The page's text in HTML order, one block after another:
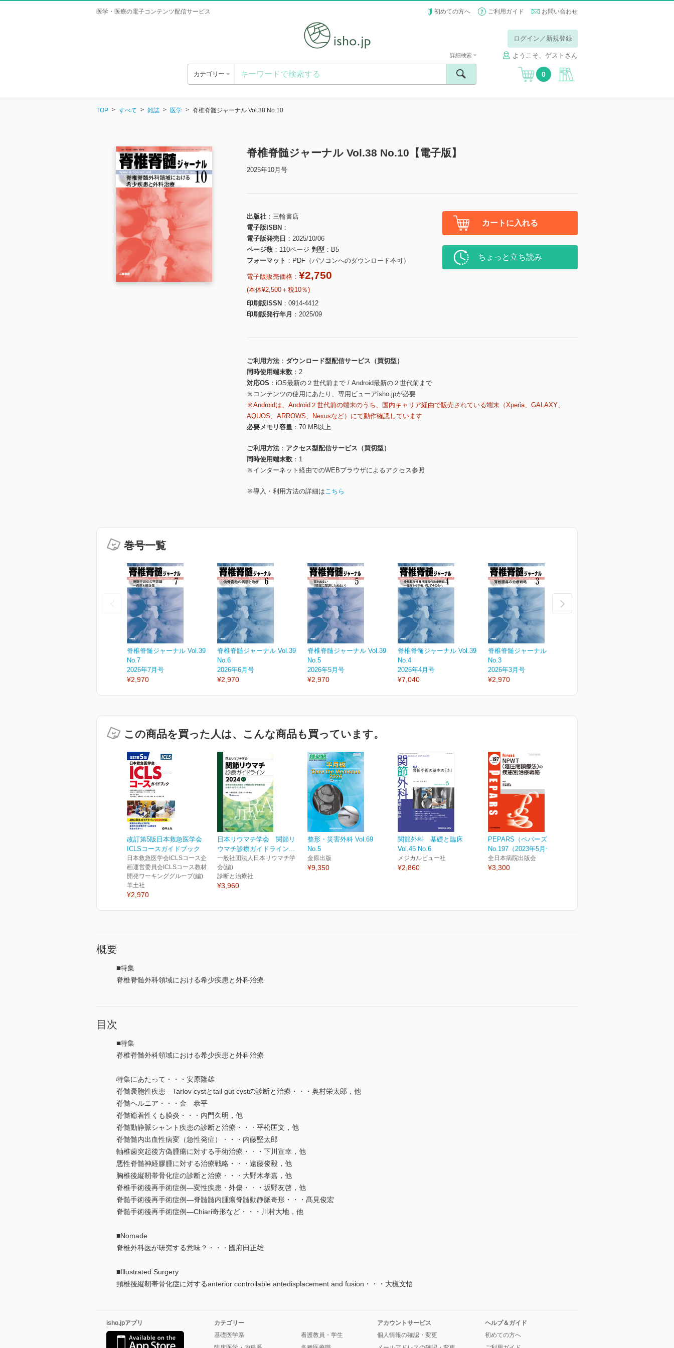
医学・医療の電子コンテンツ配信サービス 初めての方へ ご利用ガイド お問い合わせ
ログイン／新規登録
ようこそ、ゲストさん
カテゴリー
詳細検索
0
TOP すべて 雑誌 医学 脊椎脊髄ジャーナル Vol.38 No.10
脊椎脊髄ジャーナル Vol.38 No.10【電子版】
2025年10月号
出版社
三輪書店
電子版ISBN
電子版発売日
2025/10/06
ページ数
110ページ 判型
B5
フォーマット
PDF（パソコンへのダウンロード不可）
電子版販売価格： ¥2,750
(本体¥2,500＋税10％)
印刷版ISSN
0914-4412
印刷版発行年月
2025/09
カートに入れる
ちょっと立ち読み
ご利用方法
ダウンロード型配信サービス（買切型）
同時使用端末数
2
対応OS
iOS最新の２世代前まで / Android最新の２世代前まで
※コンテンツの使用にあたり、専用ビューアisho.jpが必要
※Androidは、Android２世代前の端末のうち、国内キャリア経由で販売されている端末（Xperia、GALAXY、
AQUOS、ARROWS、Nexusなど）にて動作確認しています
必要メモリ容量
70 MB以上
ご利用方法
アクセス型配信サービス（買切型）
同時使用端末数
1
※インターネット経由でのWEBブラウザによるアクセス参照
※導入・利用方法の詳細はこちら
巻号一覧
脊椎脊髄ジャーナル Vol.39
No.7
2026年7月号
¥2,970
脊椎脊髄ジャーナル Vol.39
No.6
2026年6月号
¥2,970
脊椎脊髄ジャーナル Vol.39
No.5
2026年5月号
¥2,970
脊椎脊髄ジャーナル Vol.39
No.4
2026年4月号
¥7,040
脊椎脊髄ジャーナル Vol.39
No.3
2026年3月号
¥2,970
この商品を買った人は、こんな商品も買っています。
改訂第5版日本救急医学会
ICLSコースガイドブック
日本救急医学会ICLSコース企
画運営委員会ICLSコース教材
開発ワーキンググループ(編)
羊土社
¥2,970
日本リウマチ学会 関節リ
ウマチ診療ガイドライン...
一般社団法人日本リウマチ学
会(編)
診断と治療社
¥3,960
整形・災害外科 Vol.69
No.5
金原出版
¥9,350
関節外科 基礎と臨床
Vol.45 No.6
メジカルビュー社
¥2,860
PEPARS（ペパーズ）
No.197（2023年5月号）
全日本病院出版会
¥3,300
概要
■特集
脊椎脊髄外科領域における希少疾患と外科治療
目次
■特集
脊椎脊髄外科領域における希少疾患と外科治療
特集にあたって・・・安原隆雄
脊髄囊胞性疾患―Tarlov cystとtail gut cystの診断と治療・・・奥村栄太郎，他
脊髄ヘルニア・・・金 恭平
脊髄癒着性くも膜炎・・・内門久明，他
脊髄動静脈シャント疾患の診断と治療・・・平松匡文，他
脊髄髄内出血性病変（急性発症）・・・内藤堅太郎
軸椎歯突起後方偽腫瘍に対する手術治療・・・下川宣幸，他
悪性脊髄神経膠腫に対する治療戦略・・・遠藤俊毅，他
胸椎後縦靭帯骨化症の診断と治療・・・大野木孝嘉，他
脊椎手術後再手術症例―変性疾患・外傷・・・坂野友啓，他
脊髄手術後再手術症例―脊髄髄内腫瘍脊髄動静脈奇形・・・髙見俊宏
脊髄手術後再手術症例―Chiari奇形など・・・川村大地，他
■Nomade
脊椎外科医が研究する意味？・・・國府田正雄
■Illustrated Surgery
頸椎後縦靭帯骨化症に対するanterior controllable antedisplacement and fusion・・・大槻文悟
isho.jpアプリ
カテゴリー
基礎医学系
看護教員・学生
アカウントサービス
個人情報の確認・変更
ヘルプ＆ガイド
初めての方へ